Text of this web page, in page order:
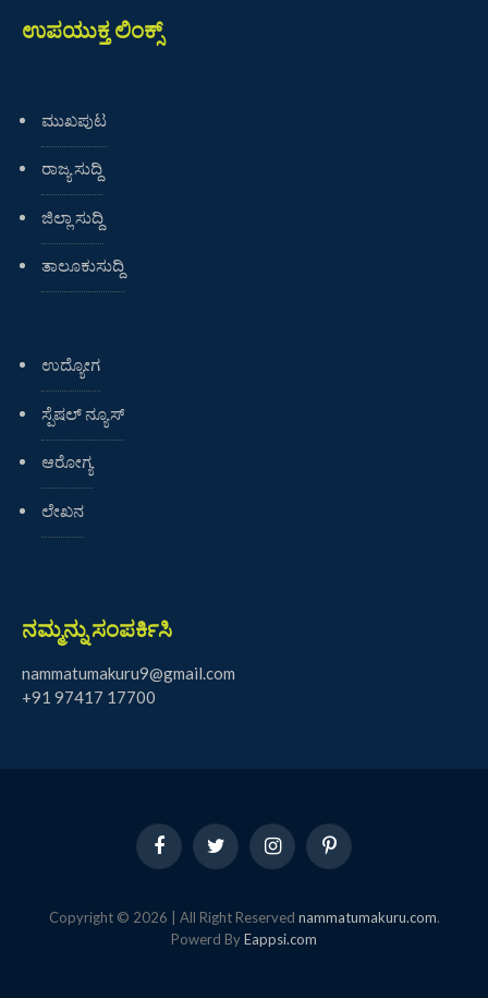
ಉಪಯುಕ್ತ ಲಿಂಕ್ಸ್
ಮುಖಪುಟ
ರಾಜ್ಯ ಸುದ್ದಿ
ಜಿಲ್ಲಾ ಸುದ್ದಿ
ತಾಲೂಕುಸುದ್ದಿ
ಉದ್ಯೋಗ
ಸ್ಪೆಷಲ್ ನ್ಯೂಸ್
ಆರೋಗ್ಯ
ಲೇಖನ
ನಮ್ಮನ್ನು ಸಂಪರ್ಕಿಸಿ
nammatumakuru9@gmail.com
+91 97417 17700
FacebookTwitter InstagramPinterest
Copyright © 2026 | All Right Reserved nammatumakuru.com.
Powerd ByEappsi.com